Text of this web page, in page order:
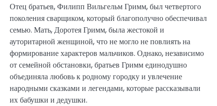
Отец братьев, Филипп Вильгельм Гримм, был четвертого
поколения сварщиком, который благополучно обеспечивал
семью. Мать, Доротея Гримм, была жестокой и
ауторитарной женщиной, что не могло не повлиять на
формирование характеров мальчиков. Однако, независимо
от семейной обстановки, братьев Гримм единодушно
объединяла любовь к родному городку и увлечение
народными сказками и легендами, которые рассказывали
их бабушки и дедушки.